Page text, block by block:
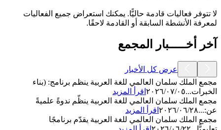
لا تتوفر فعاليات قادمة حاليًّا. يمكنك استعراض جميع الفعاليات
لمعرفة الأنشطة السابقة أو القادمة لاحقًا.
آخر أخـــــبار المجمع
عرض كل الأخبار
مجمع الملك سلمان العالمي للغة العربية ينظم برنامج: (بناء
الخبرات...٢٠٢٦/٠٧/٠٥ اقرأ المزيد
مجمع الملك سلمان العالمي للغة العربية ينظّم ندوةً علميةً
عن:...٢٠٢٦/٠٦/٢٨ اقرأ المزيد
مجمع الملك سلمان العالمي للغة العربية يقدّم برنامجًا